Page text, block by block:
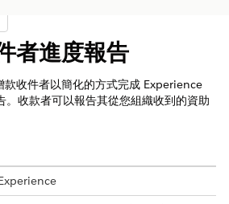
者進度報告
款收件者以簡化的方式完成 Experience
收款者可以報告其從您組織收到的資助